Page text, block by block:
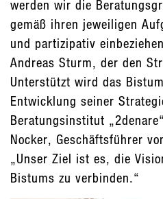
werden wir die
gemäß ihren jeweiligen
und partizipativ
Andreas Sturm, der den
Unterstützt wird das
Entwicklung seiner
Beratungsinstitut
Nocker, Geschäftsführer
„Unser Ziel ist es, die
Bistums zu verbinden.“